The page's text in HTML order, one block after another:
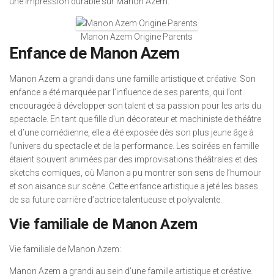
Manon Azem Origine Parents
Enfance de Manon Azem
Manon Azem a grandi dans une famille artistique et créative. Son
enfance a été marquée par l’influence de ses parents, qui l’ont
encouragée à développer son talent et sa passion pour les arts du
spectacle. En tant que fille d’un décorateur et machiniste de théâtre
et d’une comédienne, elle a été exposée dès son plus jeune âge à
l’univers du spectacle et de la performance. Les soirées en famille
étaient souvent animées par des improvisations théâtrales et des
sketchs comiques, où Manon a pu montrer son sens de l’humour
et son aisance sur scène. Cette enfance artistique a jeté les bases
de sa future carrière d’actrice talentueuse et polyvalente.
Vie familiale de Manon Azem
Vie familiale de Manon Azem:
Manon Azem a grandi au sein d’une famille artistique et créative.